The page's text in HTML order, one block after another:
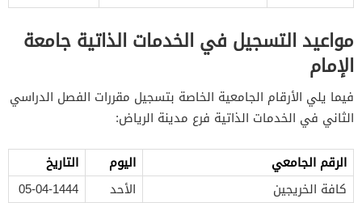
مواعيد التسجيل في الخدمات الذاتية جامعة
الإمام
فيما يلي الأرقام الجامعية الخاصة بتسجيل مقررات الفصل الدراسي
الثاني في الخدمات الذاتية فرع مدينة الرياض:
الرقم الجامعي
اليوم
التاريخ
كافة الخريجين
الأحد
05-04-1444